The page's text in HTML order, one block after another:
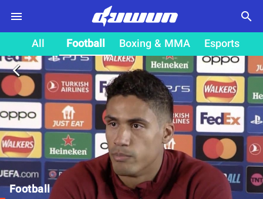
search
All Football Boxing & MMA Esports
arrow_back_ios
Football